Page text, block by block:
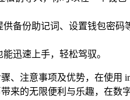
备份助记词、设置钱包密
迅速上手，轻松驾驭。
、注意事项及优势，在使用
来的无限便利与乐趣，在数